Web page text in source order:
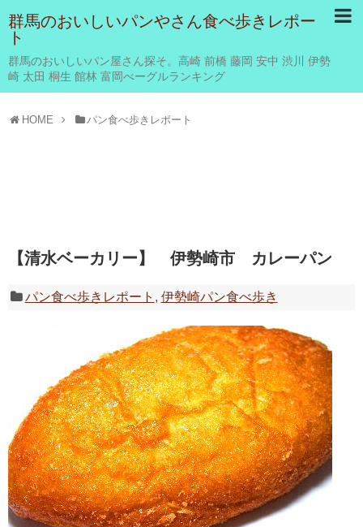
群馬のおいしいパンやさん食べ歩きレポー
ト
群馬のおいしいパン屋さん探そ。高崎 前橋 藤岡 安中 渋川 伊勢
崎 太田 桐生 館林 富岡べーグルランキング
HOME パン食べ歩きレポート
【清水ベーカリー】 伊勢崎市 カレーパン
パン食べ歩きレポート , 伊勢崎パン食べ歩き